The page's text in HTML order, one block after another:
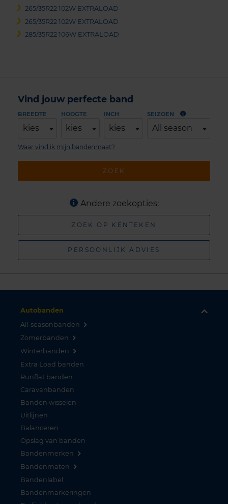
265/35R22 102W EXTRALOAD
265/35R22 102W EXTRALOAD
285/35R22 106W EXTRALOAD
Vind jouw perfecte band
BREEDTE
kies
HOOGTE
kies
INCH
kies
SEIZOEN
All season
ZOEK
Waar vind ik mijn bandenmaat?
Andere zoekopties:
ZOEK OP KENTEKEN
PERSOONLIJK ADVIES
Autobanden
All-seasonbanden
Zomerbanden
Winterbanden
Extra Load banden
Runflat banden
Caravanbanden
Banden wisselen
Uitlijnen
Balanceren
Opslag van banden
Bandenmerken
Bandenmaten
Bandenlabel
Bandenmarkeringen